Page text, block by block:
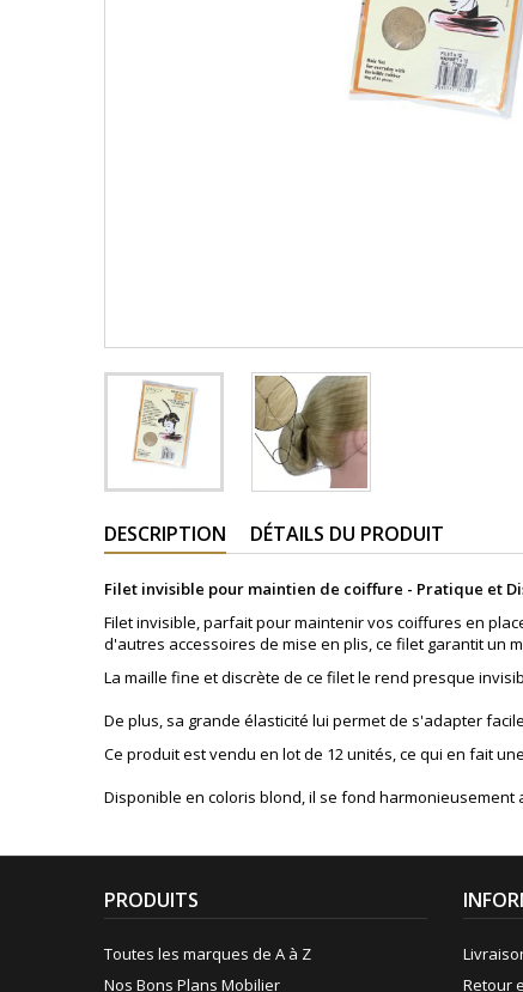
DESCRIPTION DÉTAILS DU PRODUIT
Filet invisible pour maintien de coiffure - Pratique et
Filet invisible, parfait pour maintenir vos coiffures en
d'autres accessoires de mise en plis, ce filet garantit un
La maille fine et discrète de ce filet le rend presque
De plus, sa grande élasticité lui permet de s'adapter
Ce produit est vendu en lot de 12 unités, ce qui en fait
Disponible en coloris blond, il se fond
PRODUITS
Toutes les marques de A à Z
Nos Bons Plans Mobilier
Retour